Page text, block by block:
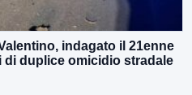
indagato il 21enne
di duplice omicidio stradale